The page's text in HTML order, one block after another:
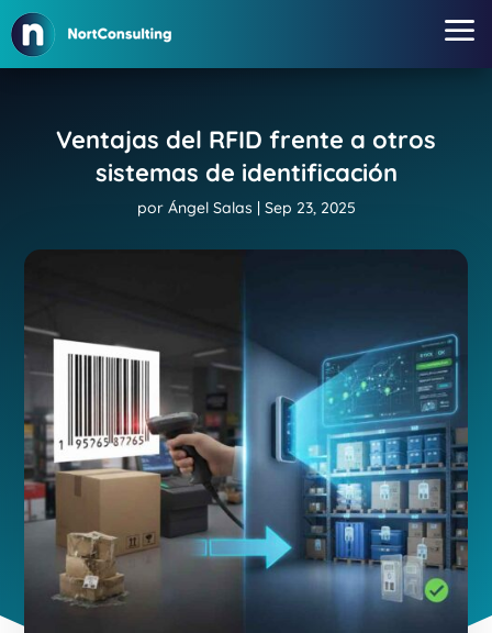
a
Ventajas del RFID frente a otros
sistemas de identificación
por Ángel Salas | Sep 23, 2025